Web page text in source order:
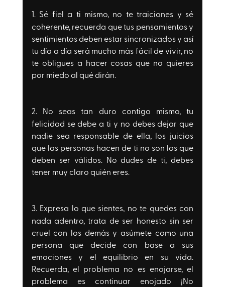
1. Sé fiel a ti mismo, no te traiciones y sé
coherente, recuerda que tus pensamientos y
sentimientos deben estar sincronizados y así
tu día a día será mucho más fácil de vivir, no
te obligues a hacer cosas que no quieres
por miedo al qué dirán.
2. No seas tan duro contigo mismo, tu
felicidad se debe a ti y no debes dejar que
nadie sea responsable de ella, los juicios
que las personas hacen de ti no son los que
deben ser válidos. No dudes de ti, debes
tener muy claro quién eres.
3. Expresa lo que sientes, no te quedes con
nada adentro, trata de ser honesto sin ser
cruel con los demás y asúmete como una
persona que decide con base a sus
emociones y el equilibrio en su vida.
Recuerda, el problema no es enojarse, el
problema es continuar enojado ¡No